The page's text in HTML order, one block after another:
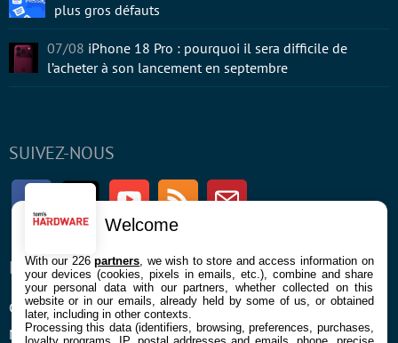
SUIVEZ-NOUS
FacebookTwitter Youtube RSS Newsletter
ENTREPRISE
Confidentialité et Cookies
Mentions légales et CGU
À PROPOS
Contact
plus gros défauts
07/08 iPhone 18 Pro : pourquoi il sera difficile de
l’acheter à son lancement en septembre
Welcome
With our 226partners , we wish to store and access information on
your devices (cookies, pixels in emails, etc.), combine and share
your personal data with our partners, whether collected on this
website or in our emails, already held by some of us, or obtained
later, including in other contexts.
Processing this data (identifiers, browsing, preferences, purchases,
loyalty programs, IP, postal addresses and emails, phone, precise